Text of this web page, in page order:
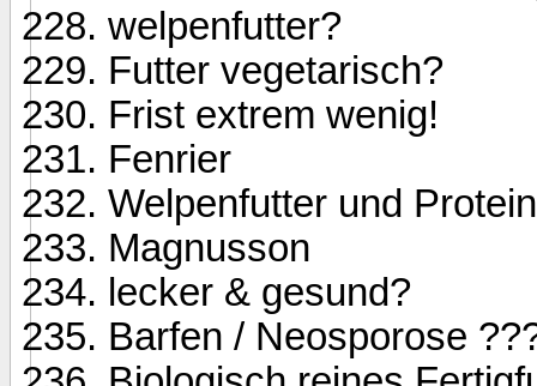
welpenfutter?
Futter vegetarisch?
Frist extrem wenig!
Fenrier
Welpenfutter und
Magnusson
lecker & gesund?
Barfen / Neosporose